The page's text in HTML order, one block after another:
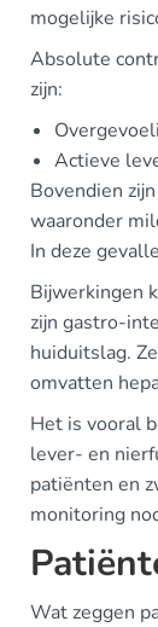
mogelijke
Absolute
zijn:
Actieve
Bovendien
waaronder
In deze
Bijwerkingen
zijn gastro-
huiduitslag.
omvatten
Het is vooral
lever- en
patiënten en
monitoring
Wat zeggen